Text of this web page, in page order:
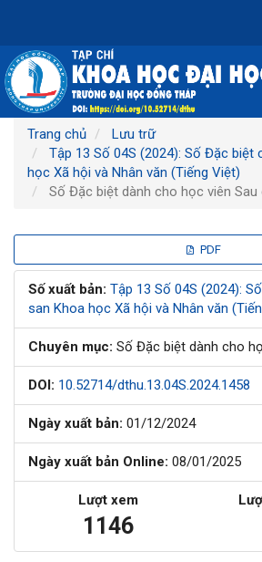
chính
Nội
dung
chính
Thanh
bên
Trang chủ
Lưu trữ
Tập 13 Số 04S (2024): Số Đặc biệt
học Xã hội và Nhân văn (Tiếng Việt)
Số Đặc biệt dành cho học viên Sau
bên
bài
viết
PDF
Số xuất bản: Tập 13 Số 04S (2024):
san Khoa học Xã hội và Nhân văn
Chuyên mục: Số Đặc biệt dành cho
DOI: 10.52714/dthu.13.04S.2024.1458
Ngày xuất bản: 01/12/2024
Ngày xuất bản Online: 08/01/2025
Lượt xem
1146